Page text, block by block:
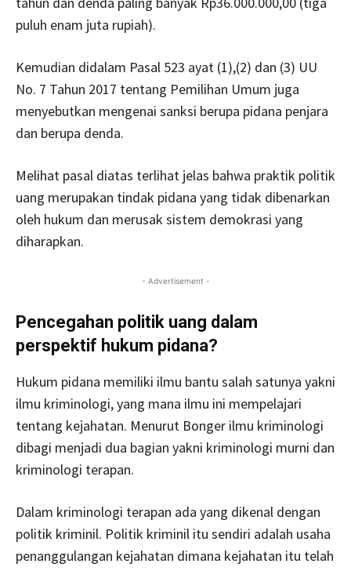
puluh enam juta rupiah).
Kemudian didalam Pasal 523 ayat (1),(2) dan (3) UU
No. 7 Tahun 2017 tentang Pemilihan Umum juga
menyebutkan mengenai sanksi berupa pidana penjara
dan berupa denda.
Melihat pasal diatas terlihat jelas bahwa praktik politik
uang merupakan tindak pidana yang tidak dibenarkan
oleh hukum dan merusak sistem demokrasi yang
diharapkan.
- Advertisement -
Pencegahan politik uang dalam
perspektif hukum pidana?
Hukum pidana memiliki ilmu bantu salah satunya yakni
ilmu kriminologi, yang mana ilmu ini mempelajari
tentang kejahatan. Menurut Bonger ilmu kriminologi
dibagi menjadi dua bagian yakni kriminologi murni dan
kriminologi terapan.
Dalam kriminologi terapan ada yang dikenal dengan
politik kriminil. Politik kriminil itu sendiri adalah usaha
penanggulangan kejahatan dimana kejahatan itu telah